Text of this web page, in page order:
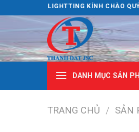
to
content
ĐẠT LIGHTTING KÍNH CHÀO QUÝ
DANH MỤC SẢN
TRANG CHỦ / SẢN